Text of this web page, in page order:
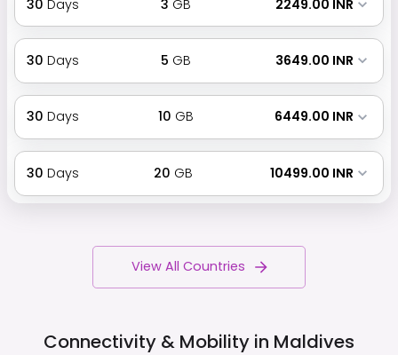
30 Days 3 GB ₹ 2249.00 INR
30 Days 5 GB ₹ 3649.00 INR
30 Days 10 GB ₹ 6449.00 INR
30 Days 20 GB ₹ 10499.00 INR
View All Countries
Connectivity & Mobility in Maldives